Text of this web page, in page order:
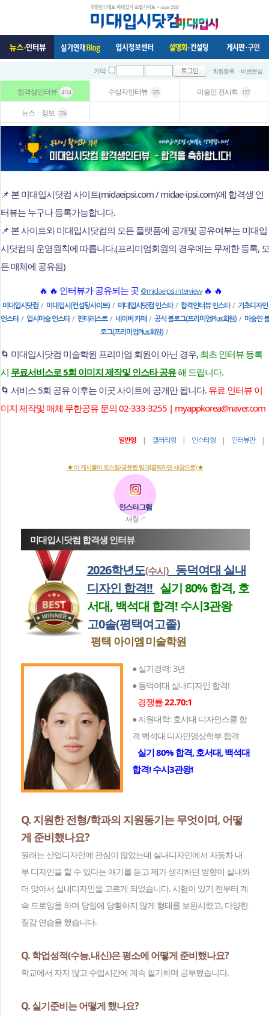
기억 ㆍ회원등록 ㆍ비번분실
합격생인터뷰 4114 수상자인터뷰 325 미술인 전시회 127
뉴스ㆍ정보 224
📌 본 미대입시닷컴 사이트(midaeipsi.com / midae-ipsi.com)에 합격생 인
터뷰는 누구나 등록가능합니다.
📌 본 사이트와 미대입시닷컴의 모든 플랫폼에 공개및 공유여부는 미대입
시닷컴의 운영원칙에 따릅니다.(프리미엄회원의 경우에는 무제한 등록, 모
든 매체에 공유됨)
🔥 🔥 인터뷰가 공유되는 곳 @midaeipsi.interview🔥 🔥
미대입시닷컴 / 미대입시(컨설팅사이트) / 미대입시닷컴 인스타/ 합격인터뷰 인스타/ 기초디자인
인스타/ 입시미술 인스타/ 핀터레스트/ 네이버 카페 / 공식 블로그(프리미엄Plus회원) / 미술인 블
로그(프리미엄Plus회원) /
🌀 미대입시닷컴 미술학원 프리미엄 회원이 아닌 경우, 최초 인터뷰 등록
시 무료서비스로 5회 이미지 제작및 인스타 공유해 드립니다.
🌀 서비스 5회 공유 이후는 이곳 사이트에 공개만 됩니다. 유료 인터뷰 이
미지 제작및 매체 무한공유 문의 02-333-3255 | myappkorea@naver.com
일반형 | 갤러리형 | 인스타형 | 인터뷰만|
★ 이 게시물이 포스팅/공유된 링크(클릭하면 새창으로) ★
인스타그램
새창↗
미대입시닷컴 합격생 인터뷰
2026학년도(수시)동덕여대 실내
디자인 합격!! 실기 80% 합격, 호
서대, 백석대 합격! 수시3관왕
고0솔(평택여고졸)
평택 아이엠미술학원
● 실기경력: 3년
● 동덕여대 실내디자인 합격!
경쟁률22.70:1
● 지원대학: 호서대 디자인스쿨 합
격 백석대 디자인영상학부 합격
실기 80% 합격, 호서대, 백석대
합격! 수시3관왕!
Q. 지원한 전형/학과의 지원동기는 무엇이며, 어떻
게 준비했나요?
원래는 산업디자인에 관심이 많았는데 실내디자인에서 자동차 내
부 디자인을 할 수 있다는 얘기를 듣고 제가 생각하던 방향이 실내와
더 맞아서 실내디자인을 고르게 되었습니다. 시험이 있기 전부터 계
속 드로잉을 하며 당일에 당황하지 않게 형태를 보완시켰고, 다양한
질감 연습을 했습니다.
Q. 학업성적(수능,내신)은 평소에 어떻게 준비했나요?
학교에서 자지 않고 수업시간에 계속 필기하며 공부했습니다.
Q. 실기준비는 어떻게 했나요?